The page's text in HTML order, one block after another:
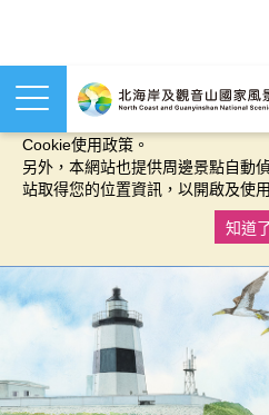
本網站使用cookies等相關技術以
您提供更佳的體驗，當您繼續使用
Cookie使用政策。
另外，本網站也提供周邊景點自動
站取得您的位置資訊，以開啟及使
知道